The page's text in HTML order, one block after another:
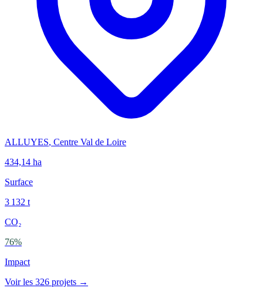
ALLUYES, Centre Val de Loire
434,14 ha
Surface
3 132 t
CO₂
76%
Impact
Voir les 326 projets →